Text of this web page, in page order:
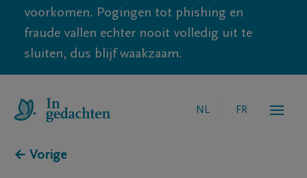
voorkomen. Pogingen tot phishing en
fraude vallen echter nooit volledig uit te
sluiten, dus blijf waakzaam.
NL FR
← Vorige